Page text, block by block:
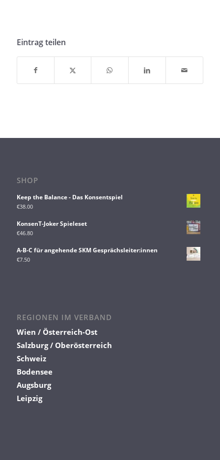
Eintrag teilen
SHOP
Keep the Balance - Das Konsentspiel
€38.00
KonsenT-Joker Spieleset
€46.80
A-B-C für angehende SKM Gesprächsleiter:innen
€7.50
REGIONEN IM VERBAND
Wien / Österreich-Ost
Salzburg / Oberösterreich
Schweiz
Bodensee
Augsburg
Leipzig